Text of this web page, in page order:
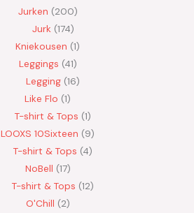
Jurken 200
Jurk 174
Kniekousen 1
Leggings 41
Legging 16
Like Flo 1
T-shirt & Tops 1
LOOXS 10Sixteen
9
T-shirt & Tops 4
NoBell 17
T-shirt & Tops 12
O'Chill 2